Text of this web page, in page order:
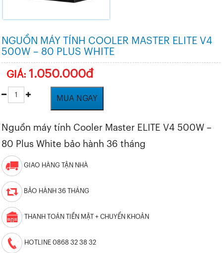
NGUỒN MÁY TÍNH COOLER MASTER ELITE V4
500W – 80 PLUS WHITE
GIÁ: 1.050.000đ
MUA NGAY
Nguồn máy tính Cooler Master ELITE V4 500W –
80 Plus White bảo hành 36 tháng
GIAO HÀNG TẬN NHÀ
BẢO HÀNH 36 THÁNG
THANH TOÁN TIỀN MẶT + CHUYỂN KHOẢN
HOTLINE 0868 32 38 32